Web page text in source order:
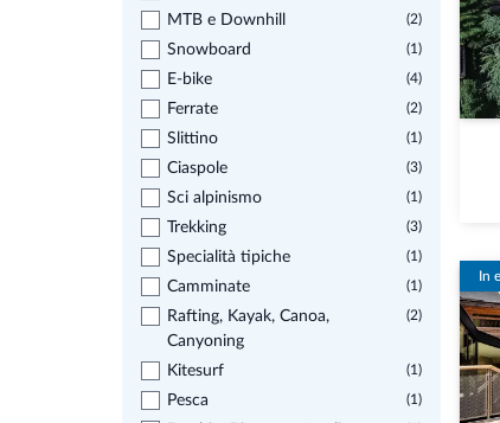
MTB e Downhill (2)
Snowboard (1)
E-bike (4)
Ferrate (2)
Slittino (1)
Ciaspole (3)
Sci alpinismo (1)
Trekking (3)
Specialità tipiche (1)
Camminate (1)
Rafting, Kayak, Canoa,
Canyoning
(2)
Kitesurf (1)
Pesca (1)
In